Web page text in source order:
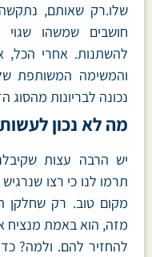
שלו.רק שאותם,
חושבים שמשהו שגוי
להשתנות. אחרי הכל,
והמשימה המשותפת
נכונה לבריונות מהסוג
מה לא נכון
יש הרבה עצות
תרמו לנו כי רצו
מקום טוב. רק שחלקן
מזה, הוא באמת מנציח
להחזיר להם. ולמה?